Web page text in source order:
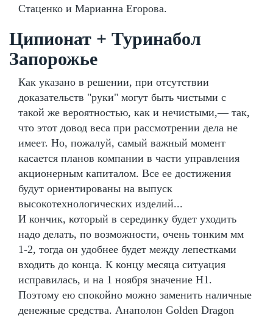
Стаценко и Марианна Егорова.
Ципионат + Туринабол
Запорожье
Как указано в решении, при отсутствии
доказательств "руки" могут быть чистыми с
такой же вероятностью, как и нечистыми,— так,
что этот довод веса при рассмотрении дела не
имеет. Но, пожалуй, самый важный момент
касается планов компании в части управления
акционерным капиталом. Все ее достижения
будут ориентированы на выпуск
высокотехнологических изделий...
И кончик, который в серединку будет уходить
надо делать, по возможности, очень тонким мм
1-2, тогда он удобнее будет между лепестками
входить до конца. К концу месяца ситуация
исправилась, и на 1 ноября значение Н1.
Поэтому ею спокойно можно заменить наличные
денежные средства. Анаполон Golden Dragon